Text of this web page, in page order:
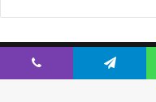
YouTube
InstagramTelegram
Viber